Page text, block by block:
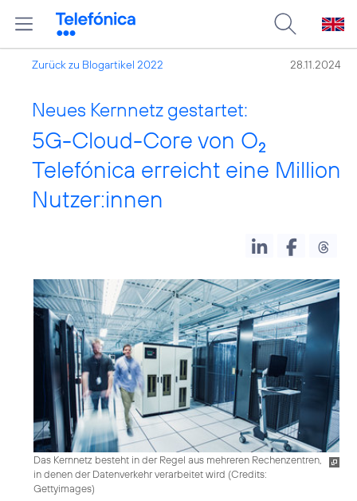
Zurück zu Blogartikel 2022 28.11.2024
Neues Kernnetz gestartet:
5G-Cloud-Core von O2
Telefónica erreicht eine Million
Nutzer:innen
Das Kernnetz besteht in der Regel aus mehreren Rechenzentren,
in denen der Datenverkehr verarbeitet wird (Credits:
Gettyimages)